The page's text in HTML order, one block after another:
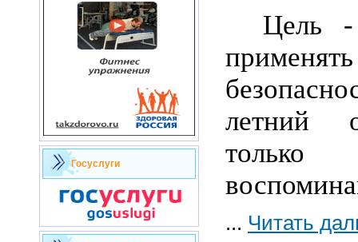
Госуслуги
Цель -
летний
... Читать